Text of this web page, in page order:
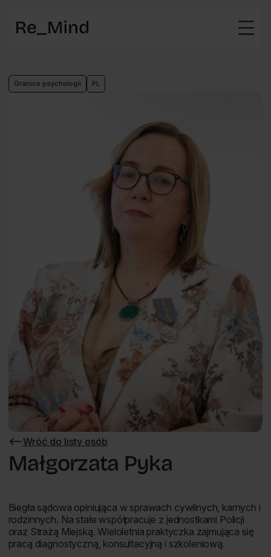
Granice psychologii PL
Wróć do listy osób
Wróć
do
listy
Małgorzata Pyka
Biegła sądowa opiniująca w sprawach cywilnych, karnych i
rodzinnych. Na stałe współpracuje z jednostkami Policji
oraz Strażą Miejską. Wieloletnia praktyczka zajmująca się
pracą diagnostyczną, konsultacyjną i szkoleniową.